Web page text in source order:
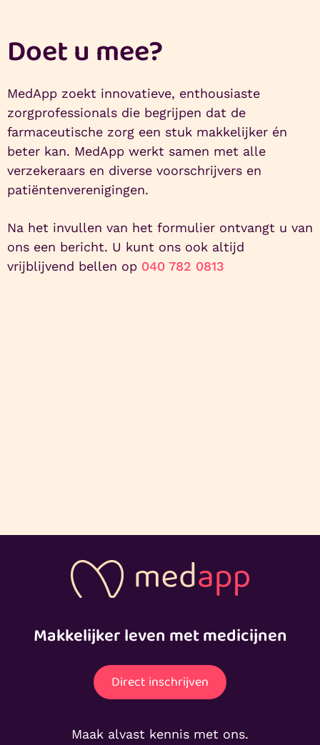
Doet u mee?
MedApp zoekt innovatieve, enthousiaste
zorgprofessionals die begrijpen dat de
farmaceutische zorg een stuk makkelijker én
beter kan. MedApp werkt samen met alle
verzekeraars en diverse voorschrijvers en
patiëntenverenigingen.
Na het invullen van het formulier ontvangt u van
ons een bericht. U kunt ons ook altijd
vrijblijvend bellen op 040 782 0813
Makkelijker leven met medicijnen
Direct inschrijven
Maak alvast kennis met ons.